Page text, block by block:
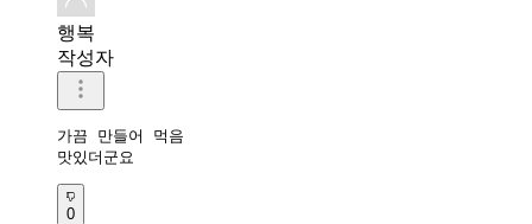
행복
작성자
가끔 만들어 먹음
맛있더군요
0